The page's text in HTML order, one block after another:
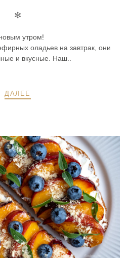
✻
утром!
оладьев на завтрак, они
и вкусные. Наш..
ДАЛЕЕ